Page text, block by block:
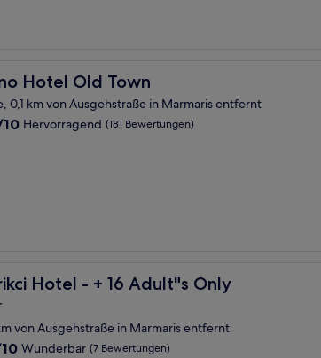
Hotel Old Town
Hotel Old Town
0,1 km von Ausgehstraße in Marmaris entfernt
Hervorragend (181 Bewertungen)
Hotel - + 16 Adult"s Only
Hotel - + 16 Adult"s Only
von Ausgehstraße in Marmaris entfernt
Wunderbar (7 Bewertungen)